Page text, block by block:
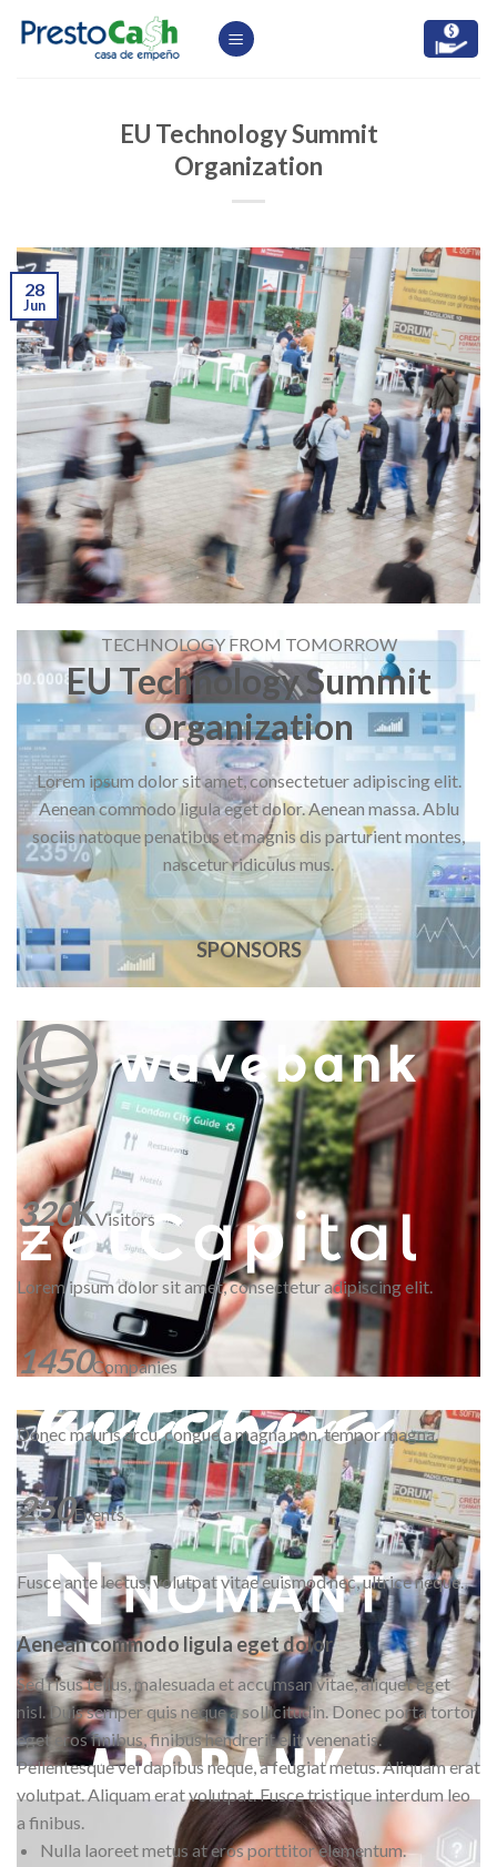
EU Technology Summit
Organization
28
Jun
TECHNOLOGY FROM TOMORROW
EU Technology Summit
Organization
Lorem ipsum dolor sit amet, consectetuer adipiscing elit.
Aenean commodo ligula eget dolor. Aenean massa. Ablu
sociis natoque penatibus et magnis dis parturient montes,
nascetur ridiculus mus.
SPONSORS
320KVisitors
Lorem ipsum dolor sit amet, consectetur adipiscing elit.
1450Companies
Donec mauris arcu, congue a magna non, tempor magna.
250Events
Fusce ante lectus, volutpat vitae euismod nec, ultrice neque.
Aenean commodo ligula eget dolor
Sed risus tellus, malesuada et accumsan vitae, aliquet eget
nisl. Duis semper quis neque a sollicitudin. Donec porta tortor
eget eros finibus, finibus hendrerit elit venenatis.
Pellentesque vel dapibus neque, a feugiat metus. Aliquam erat
volutpat. Aliquam erat volutpat. Fusce tristique interdum leo
a finibus.
Nulla laoreet metus at eros porttitor elementum.